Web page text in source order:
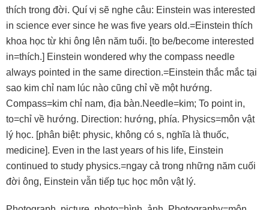
thích trong đời. Quí vị sẽ nghe câu: Einstein was interested
in science ever since he was five years old.=Einstein thích
khoa học từ khi ông lên năm tuổi. [to be/become interested
in=thích.] Einstein wondered why the compass needle
always pointed in the same direction.=Einstein thắc mắc tại
sao kim chỉ nam lúc nào cũng chỉ về một hướng.
Compass=kim chỉ nam, địa bàn.Needle=kim; To point in,
to=chỉ về hướng. Direction: hướng, phía. Physics=môn vật
lý học. [phân biệt: physic, không có s, nghĩa là thuốc,
medicine]. Even in the last years of his life, Einstein
continued to study physics.=ngay cả trong những năm cuối
đời ông, Einstein vẫn tiếp tục học môn vật lý.